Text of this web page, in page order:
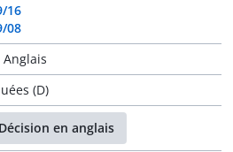
16
08
Anglais
(D)
Décision en anglais